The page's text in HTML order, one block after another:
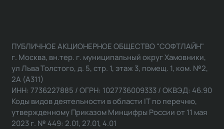
ПУБЛИЧНОЕ АКЦИОНЕРНОЕ ОБЩЕСТВО "СОФТЛАЙН"
г. Москва, вн.тер. г. муниципальный округ Хамовники,
ул Льва Толстого, д. 5, стр. 1, этаж 3, помещ. 1, ком. №2,
2А (А311)
ИНН: 7736227885 / ОГРН: 1027736009333 / ОКВЭД: 46.90
Коды видов деятельности в области IT по перечню,
утвержденному Приказом Минцифры России от 11 мая
2023 г. № 449: 2.01, 27.01, 4.01